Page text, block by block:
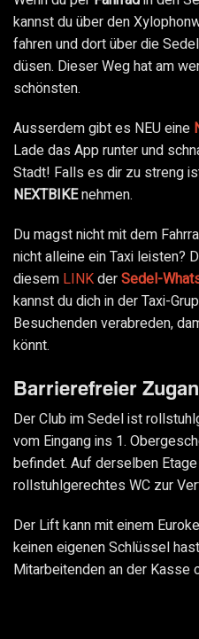
kannst du über den
fahren und dort über die
düsen. Dieser Weg hat am
schönsten.
Ausserdem gibt es NEU eine
Lade das App runter und
Stadt! Falls es dir zu streng
NEXTBIKEnehmen.
Du magst nicht mit dem
nicht alleine ein Taxi leisten?
diesem LINKderSedel-
kannst du dich in der Taxi-
Besuchenden verabreden,
könnt.
Barrierefreier
Der Club im Sedel ist
vom Eingang ins 1.
befindet. Auf derselben
rollstuhlgerechtes WC zur
Der Lift kann mit einem
keinen eigenen Schlüssel
Mitarbeitenden an der Kasse